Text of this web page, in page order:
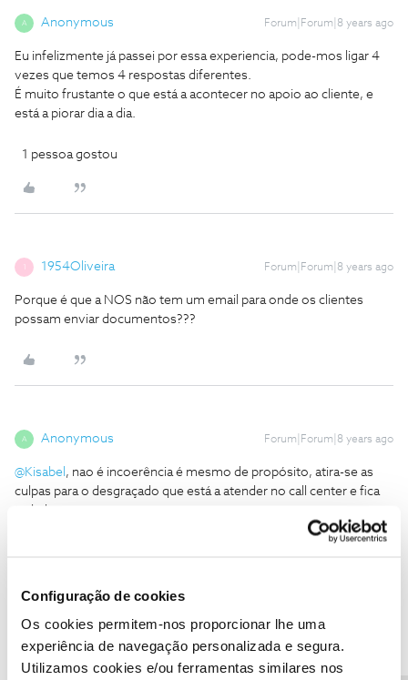
Configuração de cookies
Os cookies permitem-nos proporcionar lhe uma
experiência de navegação personalizada e segura.
Utilizamos cookies e/ou ferramentas similares nos
A Anonymous Forum|Forum|8 years ago
Eu infelizmente já passei por essa experiencia, pode-mos ligar 4
vezes que temos 4 respostas diferentes.
É muito frustante o que está a acontecer no apoio ao cliente, e
está a piorar dia a dia.
1 pessoa gostou
1954Oliveira Forum|Forum|8 years ago
Porque é que a NOS não tem um email para onde os clientes
possam enviar documentos???
A Anonymous Forum|Forum|8 years ago
@Kisabel , nao é incoerência é mesmo de propósito, atira-se as
culpas para o desgraçado que está a atender no call center e fica
Estas tácticas Kafkianas sao muito conhecidas no mundo do
1 pessoa gostou